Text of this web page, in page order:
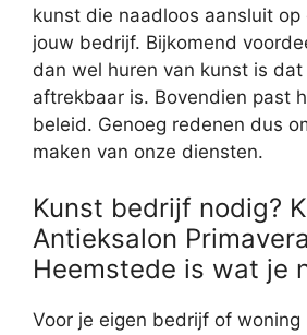
kunst die naadloos aansluit
jouw bedrijf. Bijkomend
dan wel huren van kunst is
aftrekbaar is. Bovendien past
beleid. Genoeg redenen dus
maken van onze diensten.
Kunst bedrijf nodig?
Antieksalon
Heemstede is wat je
Voor je eigen bedrijf of woning